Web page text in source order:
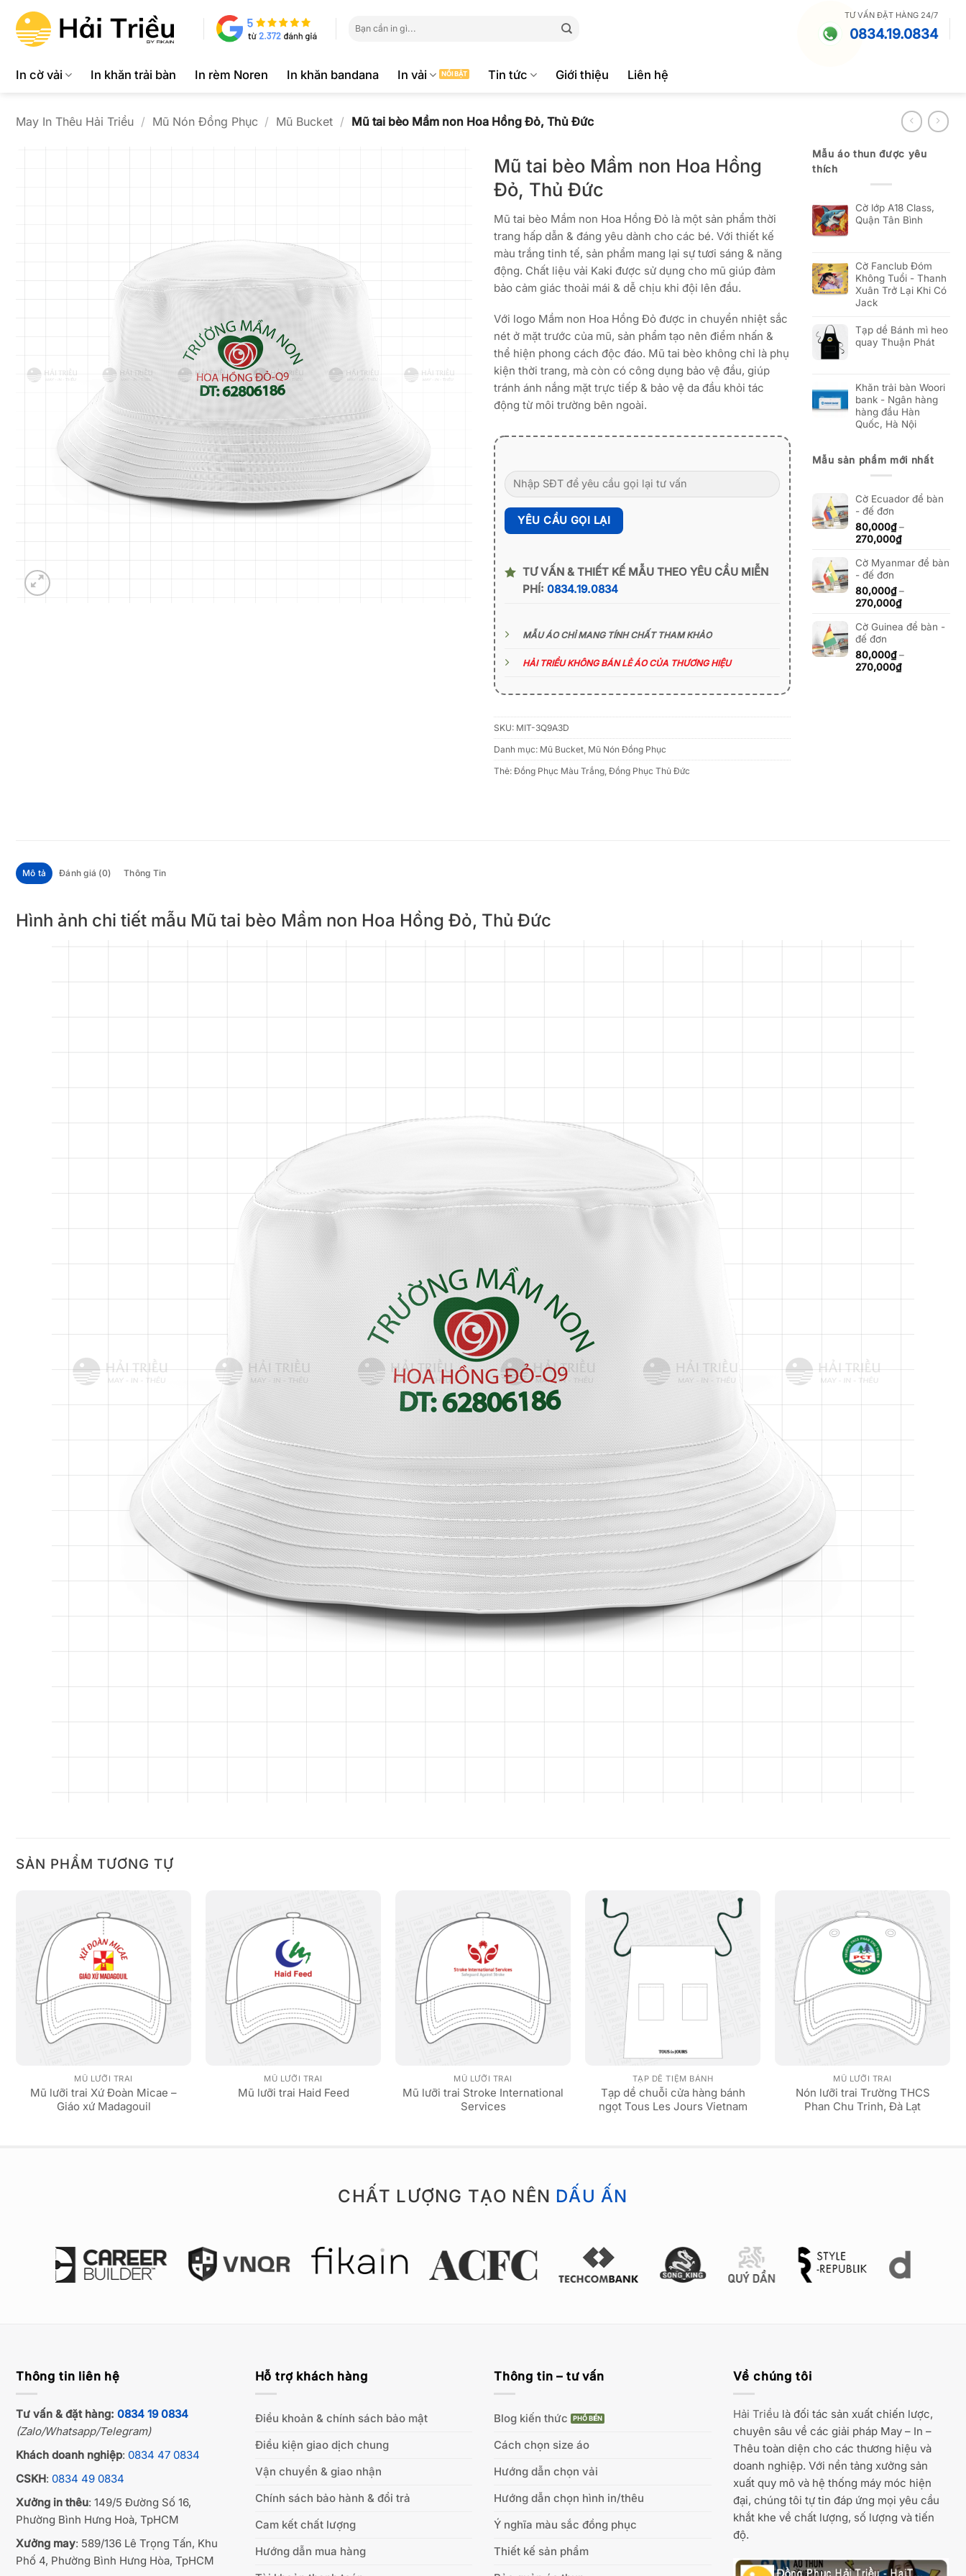
qua
kiếm:
TƯ VẤN ĐẶT HÀNG 24/7
0834.19.0834
In cờ vải In khăn trải bàn In rèm Noren In khăn bandana In vải Tin tức Giới thiệu Liên hệ
May In Thêu Hải Triều / Mũ Nón Đồng Phục / Mũ Bucket / Mũ tai bèo Mầm non Hoa Hồng Đỏ, Thủ Đức
Mũ tai bèo Mầm non Hoa Hồng
Đỏ, Thủ Đức
Mũ tai bèo Mầm non Hoa Hồng Đỏ là một sản phẩm thời
trang hấp dẫn & đáng yêu dành cho các bé. Với thiết kế
màu trắng tinh tế, sản phẩm mang lại sự tươi sáng & năng
động. Chất liệu vải Kaki được sử dụng cho mũ giúp đảm
bảo cảm giác thoải mái & dễ chịu khi đội lên đầu.
Với logo Mầm non Hoa Hồng Đỏ được in chuyển nhiệt sắc
nét ở mặt trước của mũ, sản phẩm tạo nên điểm nhấn &
thể hiện phong cách độc đáo. Mũ tai bèo không chỉ là phụ
kiện thời trang, mà còn có công dụng bảo vệ đầu, giúp
tránh ánh nắng mặt trực tiếp & bảo vệ da đầu khỏi tác
động từ môi trường bên ngoài.
TƯ VẤN & THIẾT KẾ MẪU THEO YÊU CẦU MIỄN
PHÍ: 0834.19.0834
MẪU ÁO CHỈ MANG TÍNH CHẤT THAM KHẢO
HẢI TRIỀU KHÔNG BÁN LẺ ÁO CỦA THƯƠNG HIỆU
SKU: MIT-3Q9A3D
Danh mục: Mũ Bucket Mũ Nón Đồng Phục
Thẻ: Đồng Phục Màu Trắng Đồng Phục Thủ Đức
Mẫu áo thun được yêu
thích
Cờ lớp A18 Class,
Quận Tân Bình
Cờ Fanclub Đóm
Không Tuổi - Thanh
Xuân Trở Lại Khi Có
Jack
Tạp dề Bánh mì heo
quay Thuận Phát
Khăn trải bàn Woori
bank - Ngân hàng
hàng đầu Hàn
Quốc, Hà Nội
Mẫu sản phẩm mới nhất
Cờ Ecuador để bàn
- đế đơn
80,000₫ –
270,000₫Khoảng
từ
270,000₫
Cờ Myanmar để bàn
- đế đơn
80,000₫ –
270,000₫Khoảng
từ
270,000₫
Cờ Guinea để bàn -
đế đơn
80,000₫ –
270,000₫Khoảng
Mô tả Đánh giá (0) Thông Tin
Hình ảnh chi tiết mẫu Mũ tai bèo Mầm non Hoa Hồng Đỏ, Thủ Đức
SẢN PHẨM TƯƠNG TỰ
MŨ LƯỠI TRAI
Mũ lưỡi trai Xứ Đoàn Micae –
Giáo xứ Madagouil
MŨ LƯỠI TRAI
Mũ lưỡi trai Haid Feed
MŨ LƯỠI TRAI
Mũ lưỡi trai Stroke International
Services
TẠP DỀ TIỆM BÁNH
Tạp dề chuỗi cửa hàng bánh
ngọt Tous Les Jours Vietnam
MŨ LƯỠI TRAI
Nón lưỡi trai Trường THCS
Phan Chu Trinh, Đà Lạt
CHẤT LƯỢNG TẠO NÊN DẤU ẤN
Thông tin liên hệ
Tư vấn & đặt hàng: 0834 19 0834
(Zalo/Whatsapp/Telegram)
Khách doanh nghiệp: 0834 47 0834
CSKH: 0834 49 0834
Xưởng in thêu: 149/5 Đường Số 16,
Phường Bình Hưng Hoà, TpHCM
Xưởng may: 589/136 Lê Trọng Tấn, Khu
Phố 4, Phường Bình Hưng Hòa, TpHCM
Hỗ trợ khách hàng
Điều khoản & chính sách bảo mật
Điều kiện giao dịch chung
Vận chuyển & giao nhận
Chính sách bảo hành & đổi trả
Cam kết chất lượng
Hướng dẫn mua hàng
Thông tin – tư vấn
Blog kiến thức
Cách chọn size áo
Hướng dẫn chọn vải
Hướng dẫn chọn hình in/thêu
Ý nghĩa màu sắc đồng phục
Thiết kế sản phẩm
Về chúng tôi
Hải Triều là đối tác sản xuất chiến lược,
chuyên sâu về các giải pháp May – In –
Thêu toàn diện cho các thương hiệu và
doanh nghiệp. Với nền tảng xưởng sản
xuất quy mô và hệ thống máy móc hiện
đại, chúng tôi tự tin đáp ứng mọi yêu cầu
khắt khe về chất lượng, số lượng và tiến
độ.